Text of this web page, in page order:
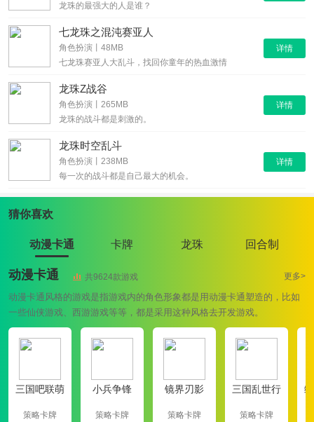
龙珠的最强大的人是谁？
详情
七龙珠之混沌赛亚人
角色扮演丨48MB
七龙珠赛亚人大乱斗，找回你童年的热血激情
详情
龙珠Z战谷
角色扮演丨265MB
龙珠的战斗都是刺激的。
详情
龙珠时空乱斗
角色扮演丨238MB
每一次的战斗都是自己最大的机会。
猜你喜欢
动漫卡通 卡牌 龙珠 回合制
动漫卡通 共9624款游戏 更多>
动漫卡通风格的游戏是指游戏内的角色形象都是用动漫卡通塑造的，比如
一些仙侠游戏、西游游戏等等，都是采用这种风格去开发游戏。
三国吧联萌
策略卡牌
小兵争锋
策略卡牌
镜界刃影
策略卡牌
三国乱世行
策略卡牌